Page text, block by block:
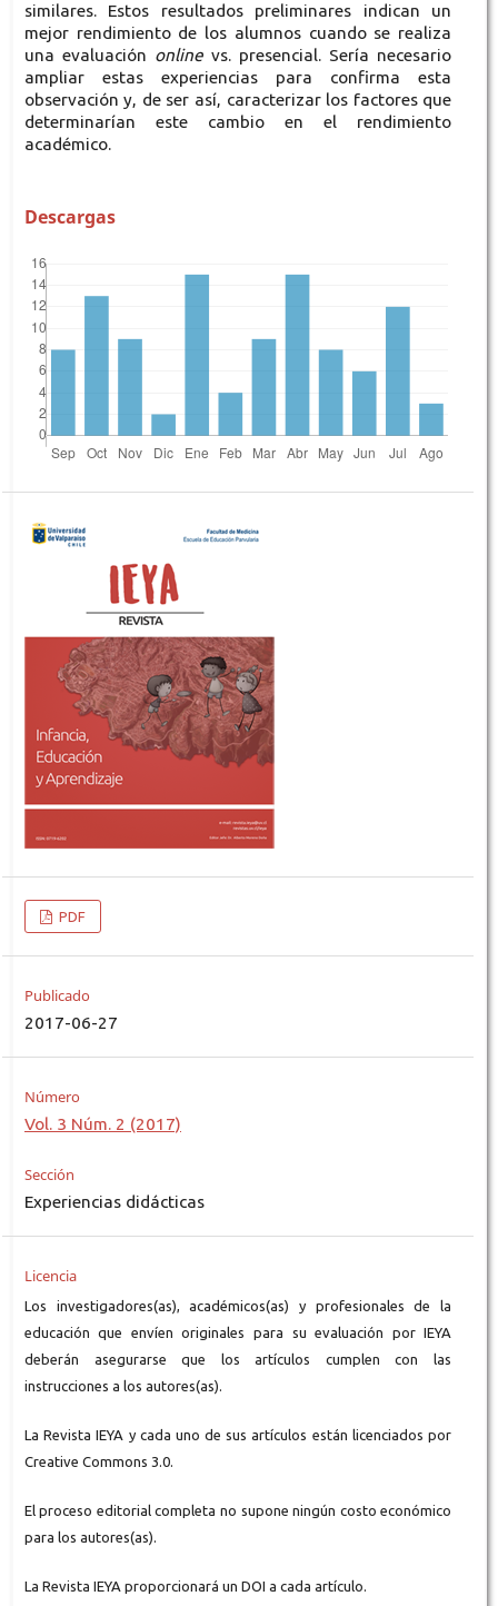
similares. Estos resultados preliminares indican un
mejor rendimiento de los alumnos cuando se realiza
una evaluación online vs. presencial. Sería necesario
ampliar estas experiencias para confirma esta
observación y, de ser así, caracterizar los factores que
determinarían este cambio en el rendimiento
académico.
Descargas
PDF
Publicado
2017-06-27
Número
Vol. 3 Núm. 2 (2017)
Sección
Experiencias didácticas
Licencia
Los investigadores(as), académicos(as) y profesionales de la
educación que envíen originales para su evaluación por IEYA
deberán asegurarse que los artículos cumplen con las
instrucciones a los autores(as).
La Revista IEYA y cada uno de sus artículos están licenciados por
Creative Commons 3.0.
El proceso editorial completa no supone ningún costo económico
para los autores(as).
La Revista IEYA proporcionará un DOI a cada artículo.